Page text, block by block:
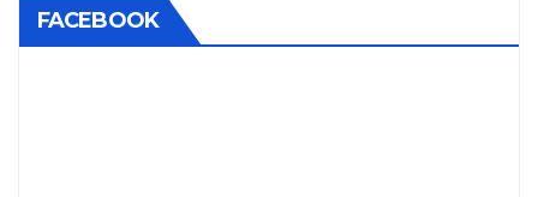
FACEBOOK